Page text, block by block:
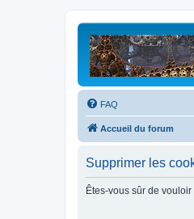
FAQ
Accueil du forum
Supprimer les
Êtes-vous sûr de